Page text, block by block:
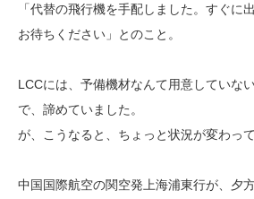
「代替の飛行機を手配しました。すぐに
お待ちください」とのこと。
LCCには、予備機材なんて用意していな
で、諦めていました。
が、こうなると、ちょっと状況が変わって
中国国際航空の関空発上海浦東行が、夕